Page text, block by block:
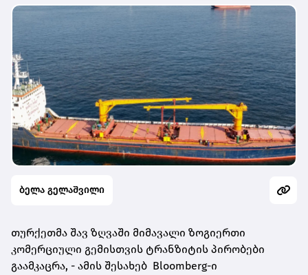
ბელა გელაშვილი
თურქეთმა შავ ზღვაში მიმავალი ზოგიერთი
კომერციული გემისთვის ტრანზიტის პირობები
გაამკაცრა, - ამის შესახებ Bloomberg-ი